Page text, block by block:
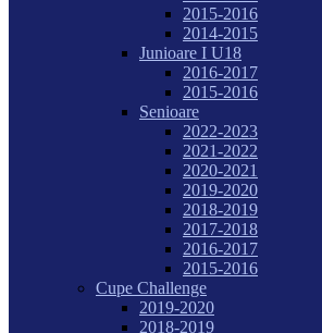
2015-2016
2014-2015
Junioare I U18
2016-2017
2015-2016
Senioare
2022-2023
2021-2022
2020-2021
2019-2020
2018-2019
2017-2018
2016-2017
2015-2016
Cupe Challenge
2019-2020
2018-2019